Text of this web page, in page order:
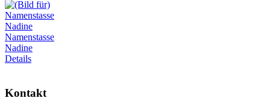
Namenstasse
Nadine
Details
Kontakt